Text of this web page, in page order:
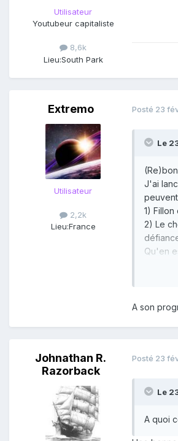
Utilisateur
Youtubeur capitaliste
8,6k
Lieu:South Park
Extremo
Utilisateur
2,2k
Lieu:France
Posté 23
Le
J'ai
1)
2) Le
Qu'en
A son
Johnathan R.
Razorback
Posté 23
Le
A quoi